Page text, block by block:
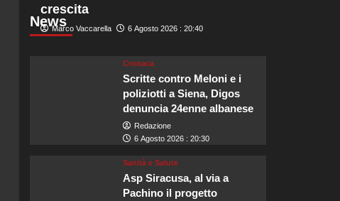
News
crescita
Marco Vaccarella 6 Agosto 2026 : 20:40
Cronaca
Scritte contro Meloni e i
poliziotti a Siena, Digos
denuncia 24enne albanese
Redazione
6 Agosto 2026 : 20:30
Sanità e Salute
Asp Siracusa, al via a
Pachino il progetto